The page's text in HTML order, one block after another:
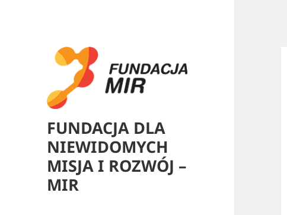
FUNDACJA DLA
NIEWIDOMYCH
MISJA I ROZWÓJ –
MIR